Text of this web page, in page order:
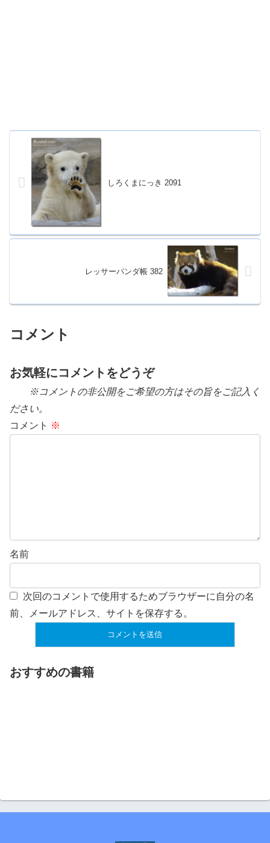
しろくまにっき 2091
レッサーパンダ帳 382
コメント
お気軽にコメントをどうぞ
※コメントの非公開をご希望の方はその旨をご記入く
ださい。
コメント ※
名前
次回のコメントで使用するためブラウザーに自分の名
前、メールアドレス、サイトを保存する。
おすすめの書籍